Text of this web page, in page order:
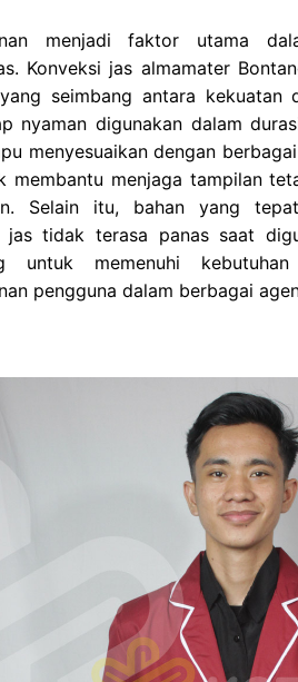
menjadi faktor utama
Konveksi jas almamater
seimbang antara kekuatan
nyaman digunakan dalam
menyesuaikan dengan
membantu menjaga tampilan
Selain itu, bahan yang
jas tidak terasa panas saat
untuk memenuhi
pengguna dalam berbagai